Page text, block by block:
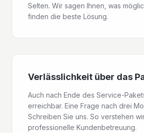
Selten. Wir sagen Ihnen, was
finden die beste Lösung.
Verlässlichkeit über das
Auch nach Ende des Service-
erreichbar. Eine Frage nach drei
Schreiben Sie uns. So verstehen
professionelle Kundenbetreuung.